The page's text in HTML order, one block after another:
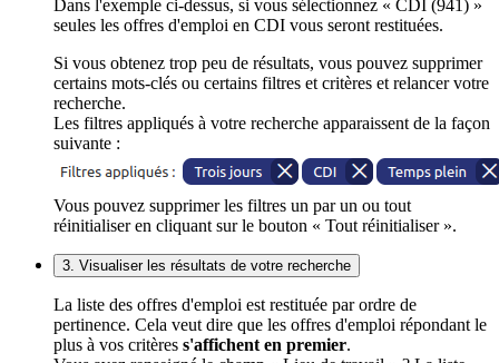
Dans l'exemple ci-dessus, si vous sélectionnez « CDI (941) »
seules les offres d'emploi en CDI vous seront restituées.
Si vous obtenez trop peu de résultats, vous pouvez supprimer
certains mots-clés ou certains filtres et critères et relancer votre
recherche.
Les filtres appliqués à votre recherche apparaissent de la façon
suivante :
Vous pouvez supprimer les filtres un par un ou tout
réinitialiser en cliquant sur le bouton « Tout réinitialiser ».
3. Visualiser les résultats de votre recherche
La liste des offres d'emploi est restituée par ordre de
pertinence. Cela veut dire que les offres d'emploi répondant le
plus à vos critères s'affichent en premier.